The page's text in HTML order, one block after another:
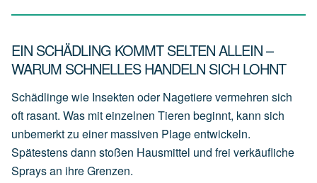
EIN SCHÄDLING KOMMT SELTEN ALLEIN –
WARUM SCHNELLES HANDELN SICH LOHNT
Schädlinge wie Insekten oder Nagetiere vermehren sich
oft rasant. Was mit einzelnen Tieren beginnt, kann sich
unbemerkt zu einer massiven Plage entwickeln.
Spätestens dann stoßen Hausmittel und frei verkäufliche
Sprays an ihre Grenzen.